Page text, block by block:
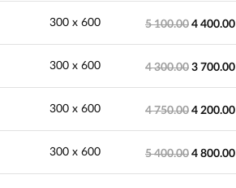
300 х 600 5 100.00 4 400.00
300 х 600 4 300.00 3 700.00
300 х 600 4 750.00 4 200.00
300 х 600 5 400.00 4 800.00